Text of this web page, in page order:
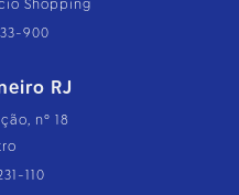
Shopping
900
RJ
nº 18
110